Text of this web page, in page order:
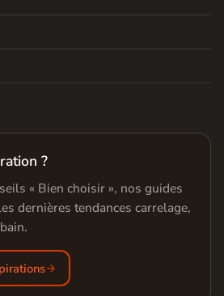
?
« Bien choisir », nos guides
dernières tendances carrelage,